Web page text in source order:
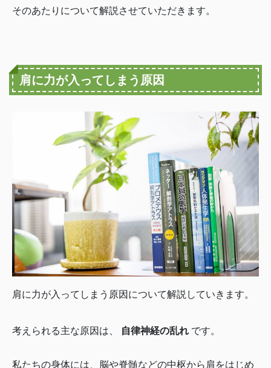
そのあたりについて解説させていただきます。
肩に力が入ってしまう原因
肩に力が入ってしまう原因について解説していきます。
考えられる主な原因は、 自律神経の乱れ です。
私たちの身体には、脳や脊髄などの中枢から肩をはじめ